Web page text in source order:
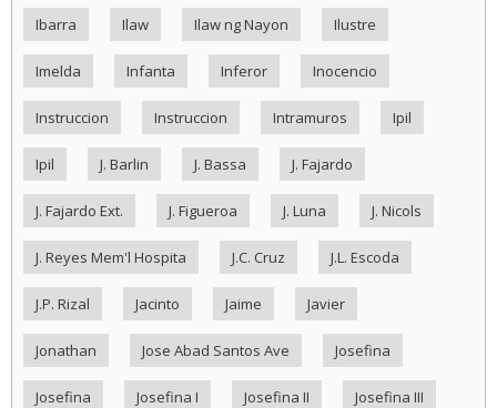
Ibarra Ilaw Ilaw ng Nayon Ilustre
Imelda Infanta Inferor Inocencio
Instruccion Instruccion Intramuros Ipil
Ipil J. Barlin J. Bassa J. Fajardo
J. Fajardo Ext. J. Figueroa J. Luna J. Nicols
J. Reyes Mem'l Hospita J.C. Cruz J.L. Escoda
J.P. Rizal Jacinto Jaime Javier
Jonathan Jose Abad Santos Ave Josefina
Josefina Josefina I Josefina II Josefina III